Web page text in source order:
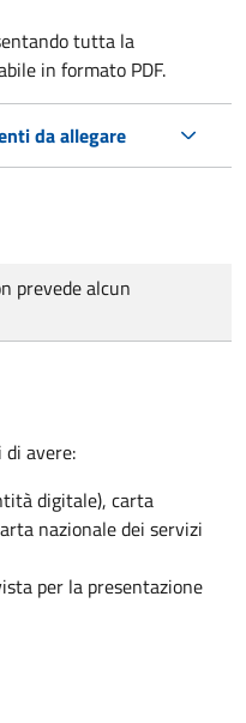
tutta la
in formato PDF.
da allegare
prevede alcun
di avere:
digitale), carta
nazionale dei servizi
per la presentazione